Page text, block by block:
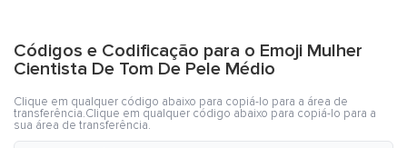
Códigos e Codificação para o Emoji Mulher
Cientista De Tom De Pele Médio
Clique em qualquer código abaixo para copiá-lo para a área de
transferência.Clique em qualquer código abaixo para copiá-lo para a
sua área de transferência.